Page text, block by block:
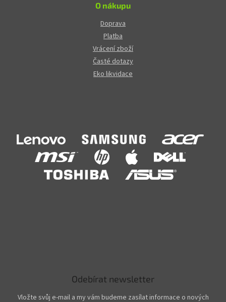
O nákupu
Doprava
Platba
Vrácení zboží
Časté dotazy
Eko likvidace
Odebírat newsletter
Vložte svůj e-mail a my vám budeme zasílat informace o nových